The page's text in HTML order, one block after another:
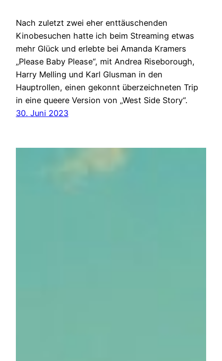
Nach zuletzt zwei eher enttäuschenden
Kinobesuchen hatte ich beim Streaming etwas
mehr Glück und erlebte bei Amanda Kramers
„Please Baby Please“, mit Andrea Riseborough,
Harry Melling und Karl Glusman in den
Hauptrollen, einen gekonnt überzeichneten Trip
in eine queere Version von „West Side Story“.
30. Juni 2023